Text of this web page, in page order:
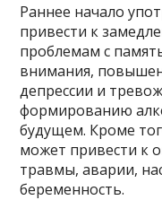
Раннее начало
привести к
проблемам с
внимания,
депрессии и
формированию
будущем. Кроме
может привести к
травмы, аварии,
беременность.